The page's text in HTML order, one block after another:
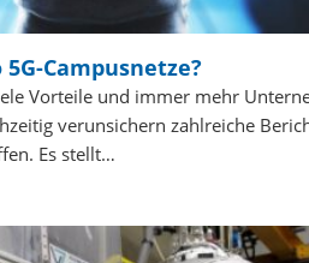
Campusnetze?
Vorteile und immer mehr
verunsichern zahlreiche
Es stellt…